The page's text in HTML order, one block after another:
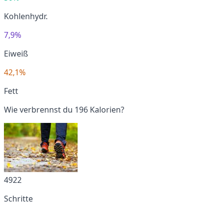
Kohlenhydr.
7,9%
Eiweiß
42,1%
Fett
Wie verbrennst du 196 Kalorien?
4922
Schritte